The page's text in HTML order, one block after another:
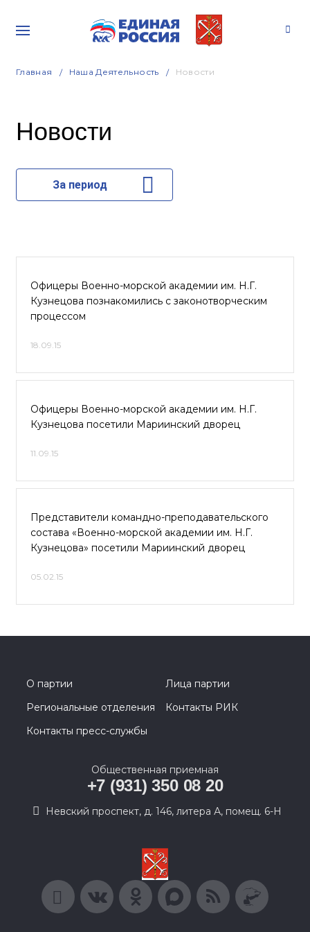
Главная Наша Деятельность Новости
Новости
За период
Офицеры Военно-морской академии им. Н.Г.
Кузнецова познакомились с законотворческим
процессом
18.09.15
Офицеры Военно-морской академии им. Н.Г.
Кузнецова посетили Мариинский дворец
11.09.15
Представители командно-преподавательского
состава «Военно-морской академии им. Н.Г.
Кузнецова» посетили Мариинский дворец
05.02.15
О партии
Лица партии
Региональные отделения
Контакты РИК
Контакты пресс-службы
Общественная приемная
+7 (931) 350 08 20
Невский проспект, д. 146, литера А, помещ. 6-Н